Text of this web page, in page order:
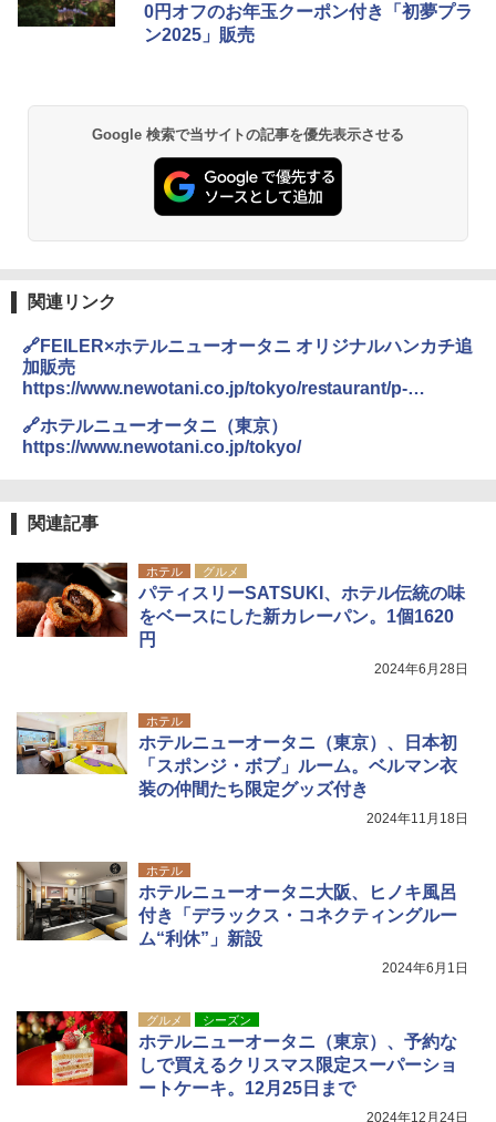
0円オフのお年玉クーポン付き「初夢プラ
ン2025」販売
Google 検索で当サイトの記事を優先表示させる
関連リンク
🔗FEILER×ホテルニューオータニ オリジナルハンカチ追
加販売
https://www.newotani.co.jp/tokyo/restaurant/p-
🔗ホテルニューオータニ（東京）
https://www.newotani.co.jp/tokyo/
関連記事
ホテル グルメ
パティスリーSATSUKI、ホテル伝統の味
をベースにした新カレーパン。1個1620
円
2024年6月28日
ホテル
ホテルニューオータニ（東京）、日本初
「スポンジ・ボブ」ルーム。ベルマン衣
装の仲間たち限定グッズ付き
2024年11月18日
ホテル
ホテルニューオータニ大阪、ヒノキ風呂
付き「デラックス・コネクティングルー
ム“利休”」新設
2024年6月1日
グルメ シーズン
ホテルニューオータニ（東京）、予約な
しで買えるクリスマス限定スーパーショ
ートケーキ。12月25日まで
2024年12月24日